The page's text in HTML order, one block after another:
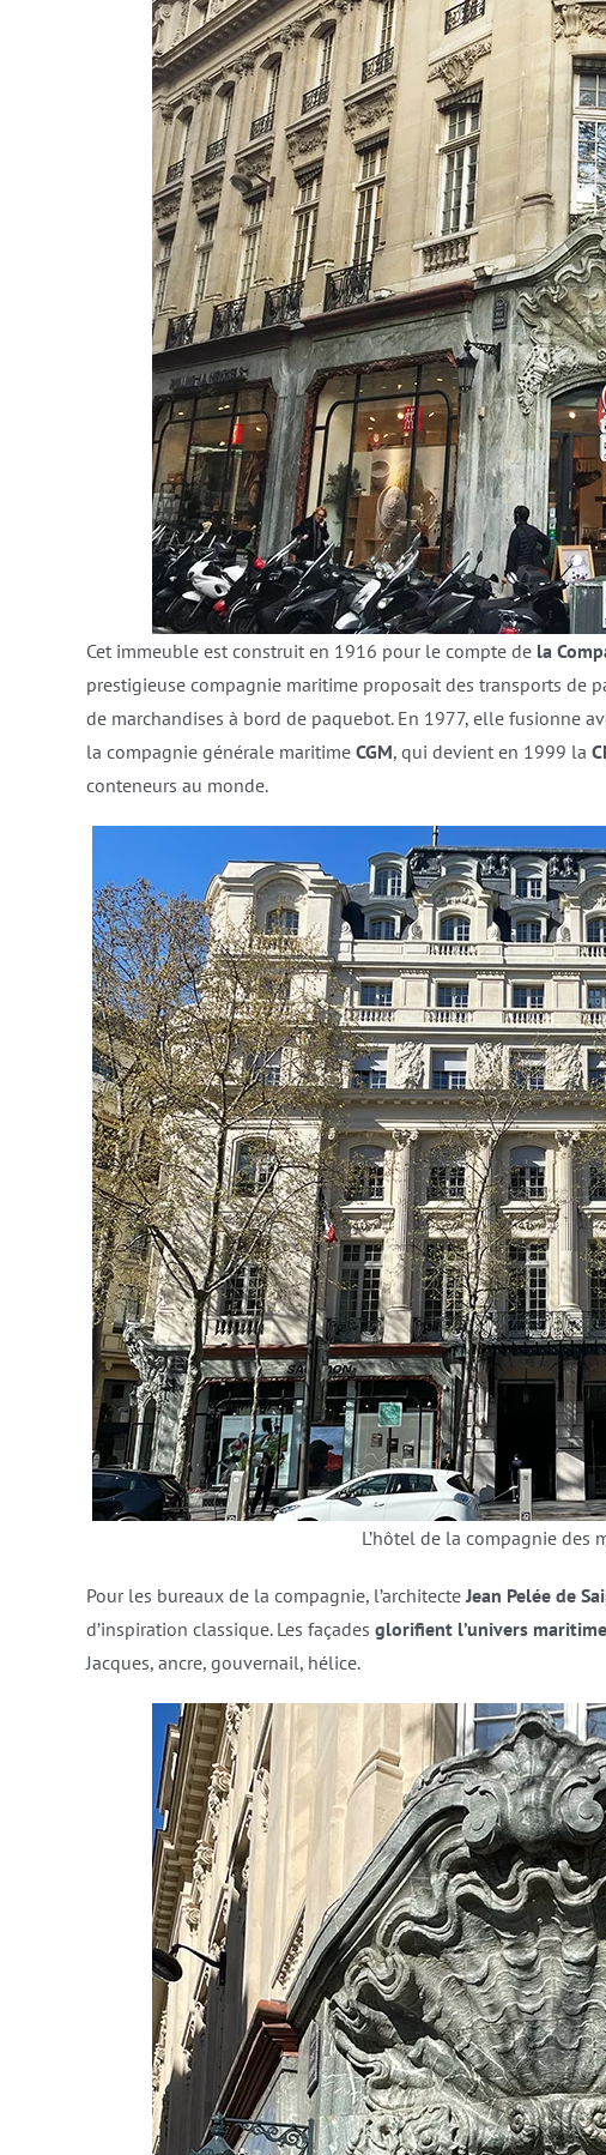
Cet immeuble est construit en 1916 pour le compte de la
prestigieuse compagnie maritime proposait des transports de
de marchandises à bord de paquebot. En 1977, elle fusionne
la compagnie générale maritime CGM, qui devient en 1999 la
conteneurs au monde.
L’hôtel de la compagnie des
Pour les bureaux de la compagnie, l’architecteJean Pelée de
d’inspiration classique. Les façades glorifient l’univers maritime
Jacques, ancre, gouvernail, hélice.